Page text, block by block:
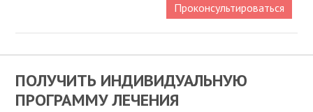
Проконсультироваться
ПОЛУЧИТЬ ИНДИВИДУАЛЬНУЮ
ПРОГРАММУ ЛЕЧЕНИЯ